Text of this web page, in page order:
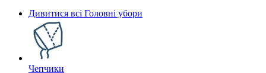
Дивитися всі Головні убори
Чепчики